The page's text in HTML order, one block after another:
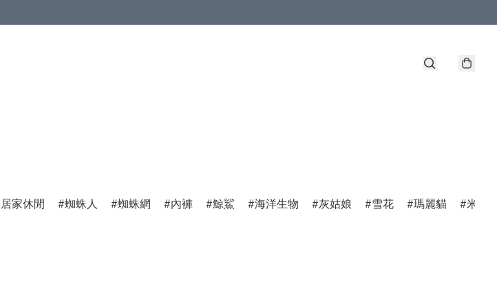
居家休閒 蜘蛛人 蜘蛛網 內褲 鯨鯊 海洋生物 灰姑娘 雪花 瑪麗貓 米菲